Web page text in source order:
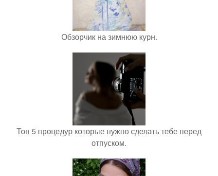
Обзорчик на зимнюю курн.
Топ 5 процедур которые нужно сделать тебе перед
отпуском.